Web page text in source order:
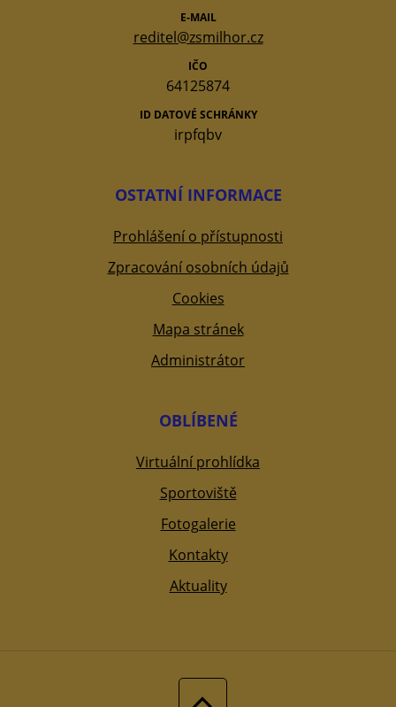
E-MAIL
reditel@zsmilhor.cz
IČO
64125874
ID DATOVÉ SCHRÁNKY
irpfqbv
OSTATNÍ INFORMACE
Prohlášení o přístupnosti
Zpracování osobních údajů
Cookies
Mapa stránek
Administrátor
OBLÍBENÉ
Virtuální prohlídka
Sportoviště
Fotogalerie
Kontakty
Aktuality